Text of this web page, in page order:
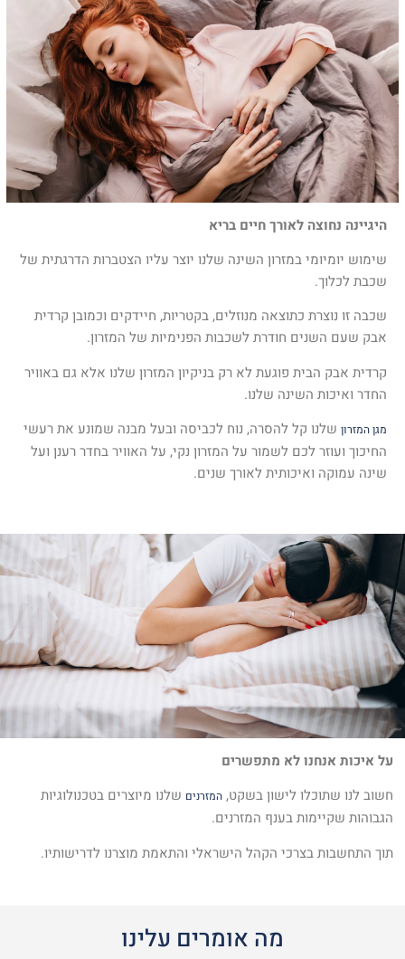
היגיינה נחוצה לאורך חיים בריא
שימוש יומיומי במזרון השינה שלנו יוצר עליו הצטברות הדרגתית של
שכבת לכלוך.
שכבה זו נוצרת כתוצאה מנוזלים, בקטריות, חיידקים וכמובן קרדית
אבק שעם השנים חודרת לשכבות הפנימיות של המזרון.
קרדית אבק הבית פוגעת לא רק בניקיון המזרון שלנו אלא גם באוויר
החדר ואיכות השינה שלנו.
מגן המזרוןשלנו קל להסרה, נוח לכביסה ובעל מבנה שמונע את רעשי
החיכוך ועוזר לכם לשמור על המזרון נקי, על האוויר בחדר רענן ועל
שינה עמוקה ואיכותית לאורך שנים.
על איכות אנחנו לא מתפשרים
חשוב לנו שתוכלו לישון בשקט,המזרנים שלנו מיוצרים בטכנולוגיות
הגבוהות שקיימות בענף המזרנים.
תוך התחשבות בצרכי הקהל הישראלי והתאמת מוצרנו לדרישותיו.
מה אומרים עלינו